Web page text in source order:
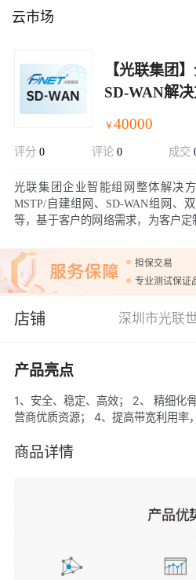
云市场
【光联集团
SD-WAN解
￥40000
评分 0 评论 0 成交
光联集团企业智能组网整体解决
MSTP/自建组网、SD-WAN组网、
等，基于客户的网络需求，为客户
一站式服务。
担保交易
专业测试保证
店铺 深圳市光联
产品亮点
1、安全、稳定、高效； 2、 精细化
营商优质资源； 4、提高带宽利用率
商品详情